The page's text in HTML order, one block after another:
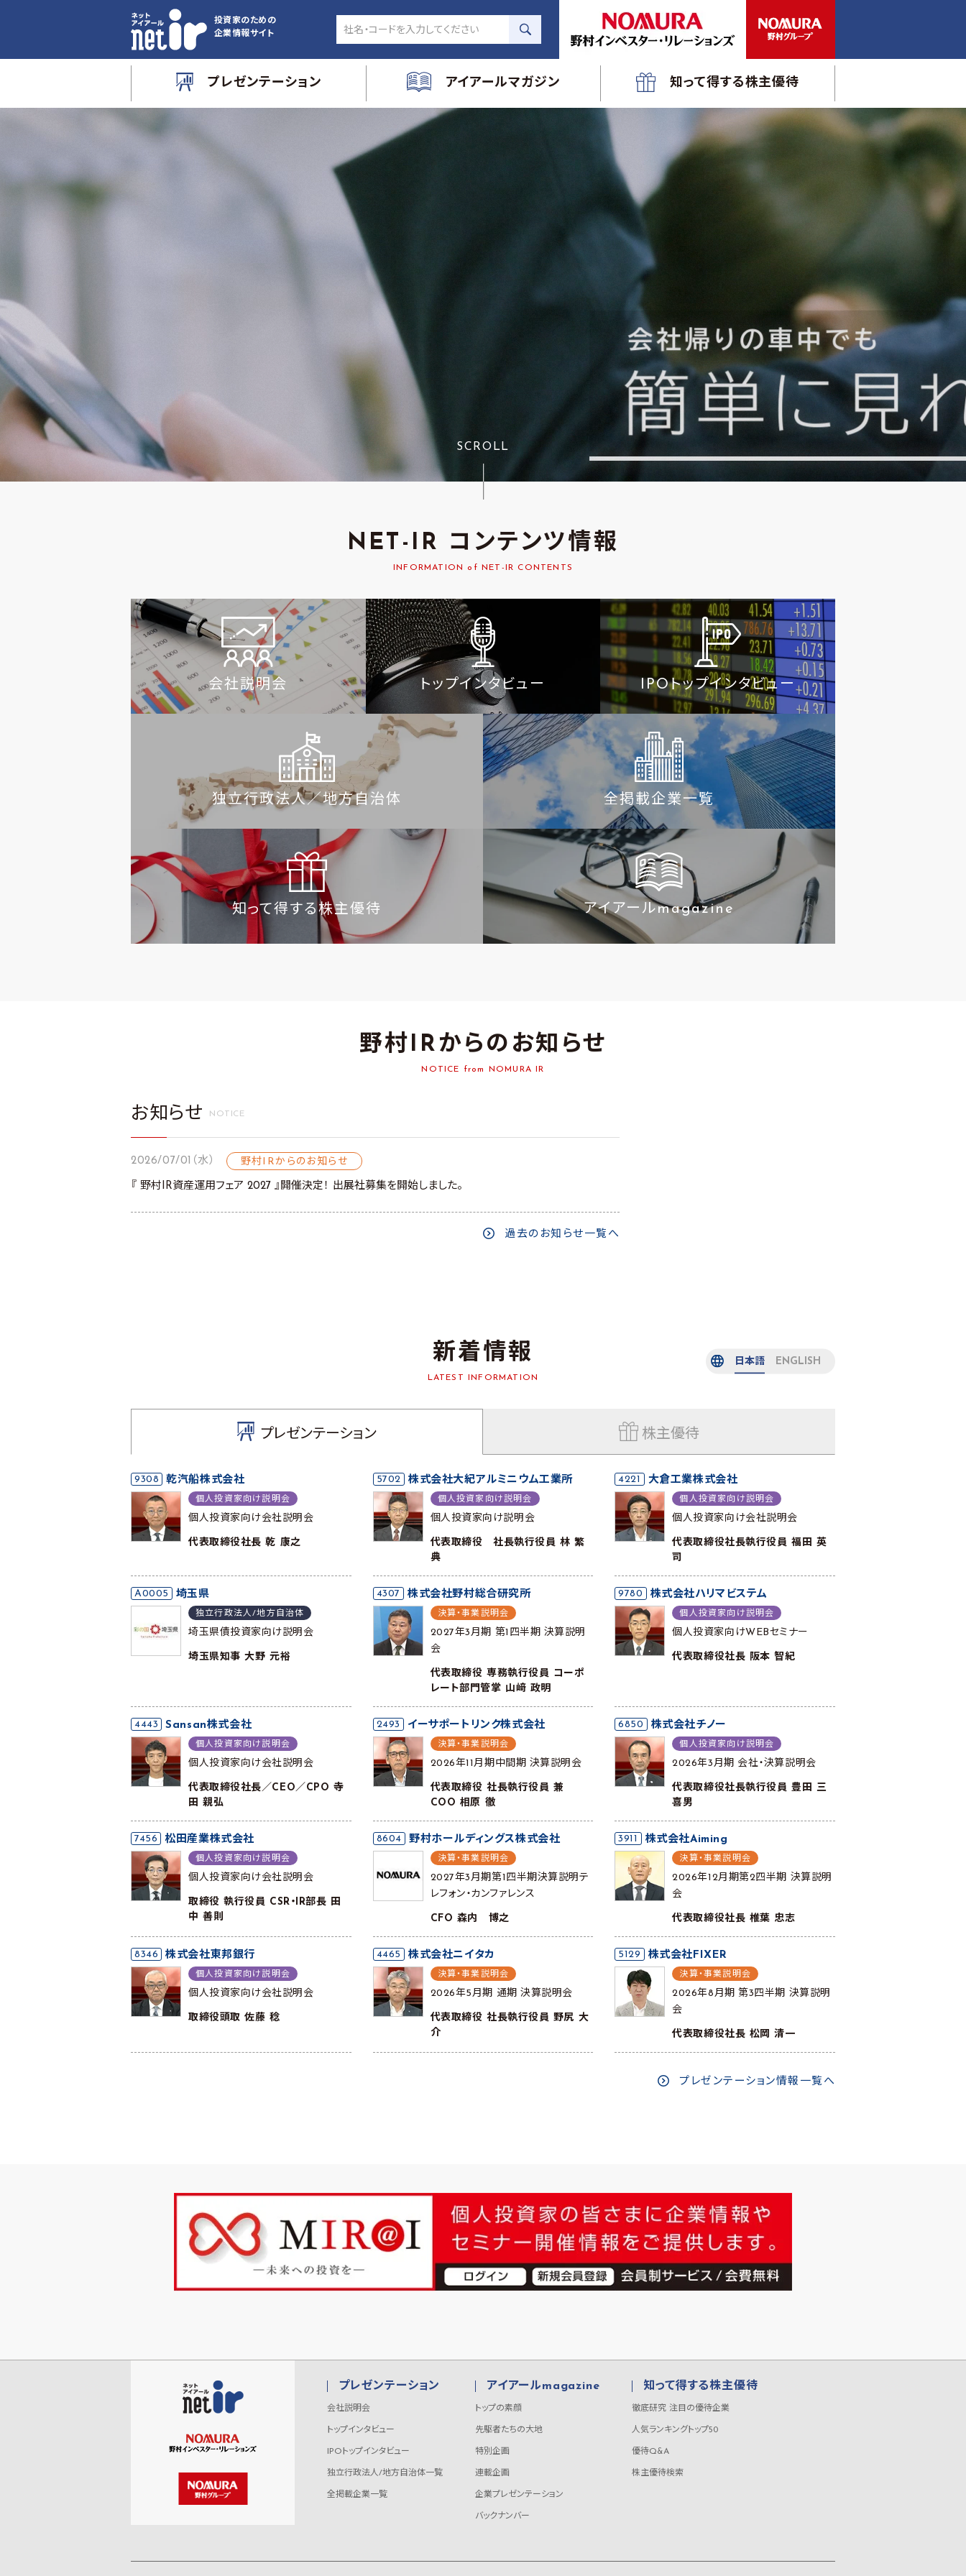
投資家のための
企業情報サイト
プレゼンテーション アイアールマガジン 知って得する株主優待
SCROLL
NET-IR コンテンツ情報
INFORMATION of NET-IR CONTENTS
会社説明会 トップインタビュー IPOトップインタビュー
独立行政法人／地方自治体 全掲載企業一覧
知って得する株主優待 アイアールmagazine
野村IRからの お知らせ
NOTICE from NOMURA IR
お知らせ NOTICE
2026/07/01（水） 野村IRからのお知らせ
『 野村IR資産運用フェア 2027 』開催決定！ 出展社募集を開始しました。
過去のお知らせ一覧へ
新着情報
LATEST INFORMATION
日本語 ENGLISH
プレゼンテーション 株主優待
9308 乾汽船株式会社
個人投資家向け説明会
個人投資家向け会社説明会
代表取締役社長 乾 康之
5702 株式会社大紀アルミニウム工業所
個人投資家向け説明会
個人投資家向け説明会
代表取締役 社長執行役員 林 繁
典
4221 大倉工業株式会社
個人投資家向け説明会
個人投資家向け会社説明会
代表取締役社長執行役員 福田 英
司
A0005 埼玉県
独立行政法人/地方自治体
埼玉県債投資家向け説明会
埼玉県知事 大野 元裕
4307 株式会社野村総合研究所
決算・事業説明会
2027年3月期 第1四半期 決算説明
会
代表取締役 専務執行役員 コーポ
レート部門管掌 山﨑 政明
9780 株式会社ハリマビステム
個人投資家向け説明会
個人投資家向けWEBセミナー
代表取締役社長 阪本 智紀
4443 Sansan株式会社
個人投資家向け説明会
個人投資家向け会社説明会
代表取締役社長／CEO／CPO 寺
田 親弘
2493 イーサポートリンク株式会社
決算・事業説明会
2026年11月期中間期 決算説明会
代表取締役 社長執行役員 兼
COO 相原 徹
6850 株式会社チノー
個人投資家向け説明会
2026年3月期 会社・決算説明会
代表取締役社長執行役員 豊田 三
喜男
7456 松田産業株式会社
個人投資家向け説明会
個人投資家向け会社説明会
取締役 執行役員 CSR・IR部長 田
中 善則
8604 野村ホールディングス株式会社
決算・事業説明会
2027年3月期第1四半期決算説明テ
レフォン・カンファレンス
CFO 森内 博之
3911 株式会社Aiming
決算・事業説明会
2026年12月期第2四半期 決算説明
会
代表取締役社長 椎葉 忠志
8346 株式会社東邦銀行
個人投資家向け説明会
個人投資家向け会社説明会
取締役頭取 佐藤 稔
4465 株式会社ニイタカ
決算・事業説明会
2026年5月期 通期 決算説明会
代表取締役 社長執行役員 野尻 大
介
5129 株式会社FIXER
決算・事業説明会
2026年8月期 第3四半期 決算説明
会
代表取締役社長 松岡 清一
プレゼンテーション情報一覧へ
プレゼンテーション
会社説明会
トップインタビュー
IPOトップインタビュー
独立行政法人/地方自治体一覧
全掲載企業一覧
アイアールmagazine
トップの素顔
先駆者たちの大地
特別企画
連載企画
企業プレゼンテーション
バックナンバー
知って得する株主優待
徹底研究 注目の優待企業
人気ランキングトップ50
優待Q&A
株主優待検索